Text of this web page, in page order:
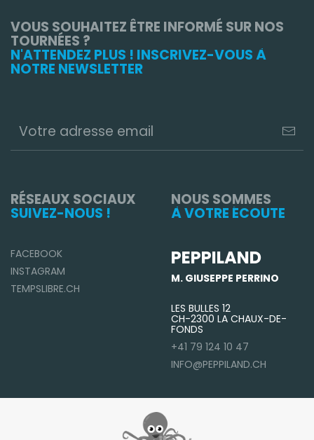
VOUS SOUHAITEZ ÊTRE INFORMÉ SUR NOS
TOURNÉES ?
N'ATTENDEZ PLUS ! INSCRIVEZ-VOUS À
NOTRE NEWSLETTER
RÉSEAUX SOCIAUX
SUIVEZ-NOUS !
FACEBOOK
INSTAGRAM
TEMPSLIBRE.CH
NOUS SOMMES
À VOTRE ÉCOUTE
PEPPILAND
M. GIUSEPPE PERRINO
LES BULLES 12
CH-2300 LA CHAUX-DE-
FONDS
+41 79 124 10 47
INFO@PEPPILAND.CH